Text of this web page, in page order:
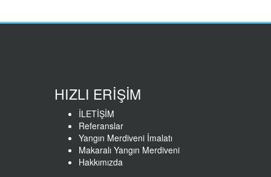
HIZLI ERİŞİM
İLETİŞİM
Referanslar
Yangın Merdiveni İmalatı
Makaralı Yangın Merdiveni
Hakkımızda